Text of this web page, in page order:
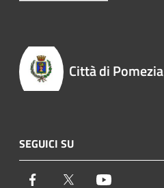
Città di Pomezia
SEGUICI SU
Facebook Twitter